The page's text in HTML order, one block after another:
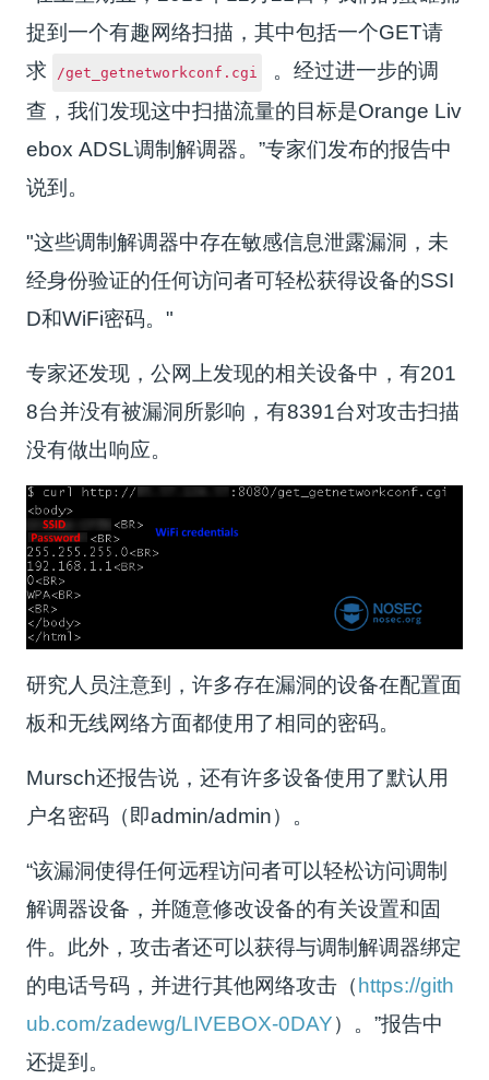
捉到一个有趣网络扫描，其中包括一个GET请
求
/get_getnetworkconf.cgi
。经过进一步的调
查，我们发现这中扫描流量的目标是Orange Liv
ebox ADSL调制解调器。”专家们发布的报告中
说到。
"这些调制解调器中存在敏感信息泄露漏洞，未
经身份验证的任何访问者可轻松获得设备的SSI
D和WiFi密码。"
专家还发现，公网上发现的相关设备中，有201
8台并没有被漏洞所影响，有8391台对攻击扫描
没有做出响应。
研究人员注意到，许多存在漏洞的设备在配置面
板和无线网络方面都使用了相同的密码。
Mursch还报告说，还有许多设备使用了默认用
户名密码（即admin/admin）。
“该漏洞使得任何远程访问者可以轻松访问调制
解调器设备，并随意修改设备的有关设置和固
件。此外，攻击者还可以获得与调制解调器绑定
的电话号码，并进行其他网络攻击（ https://gith
ub.com/zadewg/LIVEBOX-0DAY）。”报告中
还提到。